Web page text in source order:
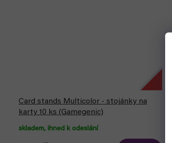
Card stands Multicolor - stojánky na
karty 10 ks (Gamegenic)
skladem, ihned k odeslání